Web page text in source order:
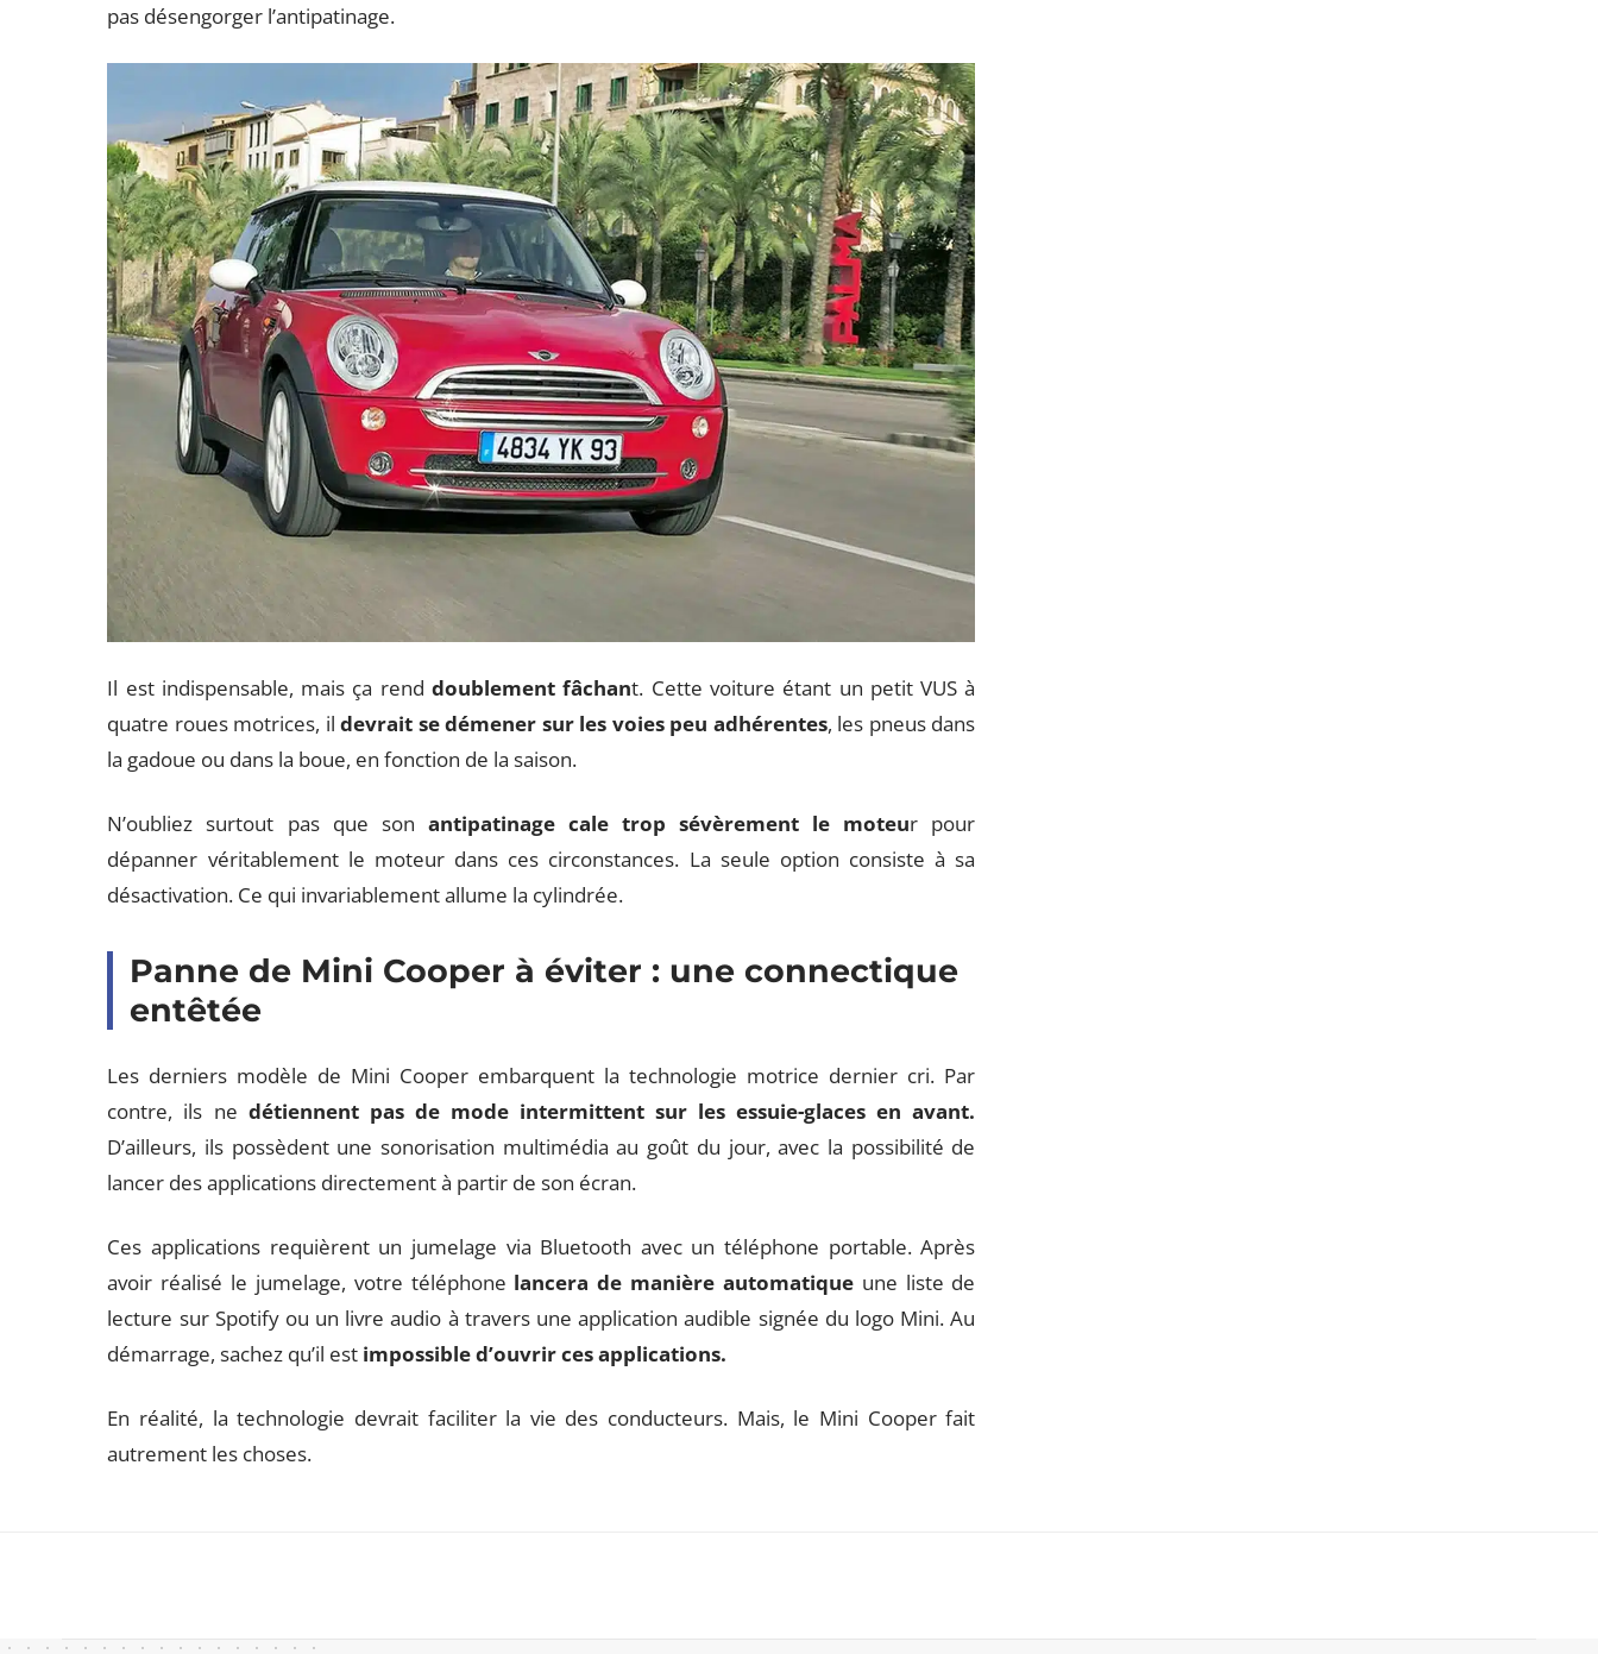
pas désengorger l’antipatinage.
Il est indispensable, mais ça renddoublement fâchant. Cette voiture étant un petit VUS à
quatre roues motrices, ildevrait se démener sur les voies peu adhérentes, les pneus dans
la gadoue ou dans la boue, en fonction de la saison.
N’oubliez surtout pas que son antipatinage cale trop sévèrement le moteur pour
dépanner véritablement le moteur dans ces circonstances. La seule option consiste à sa
désactivation. Ce qui invariablement allume la cylindrée.
Panne de Mini Cooper à éviter : une connectique
entêtée
Les derniers modèle de Mini Cooper embarquent la technologie motrice dernier cri. Par
contre, ils ne détiennent pas de mode intermittent sur les essuie-glaces en avant.
D’ailleurs, ils possèdent une sonorisation multimédia au goût du jour, avec la possibilité de
lancer des applications directement à partir de son écran.
Ces applications requièrent un jumelage via Bluetooth avec un téléphone portable. Après
avoir réalisé le jumelage, votre téléphone lancera de manière automatiqueune liste de
lecture sur Spotify ou un livre audio à travers une application audible signée du logo Mini. Au
démarrage, sachez qu’il est impossible d’ouvrir ces applications.
En réalité, la technologie devrait faciliter la vie des conducteurs. Mais, le Mini Cooper fait
autrement les choses.